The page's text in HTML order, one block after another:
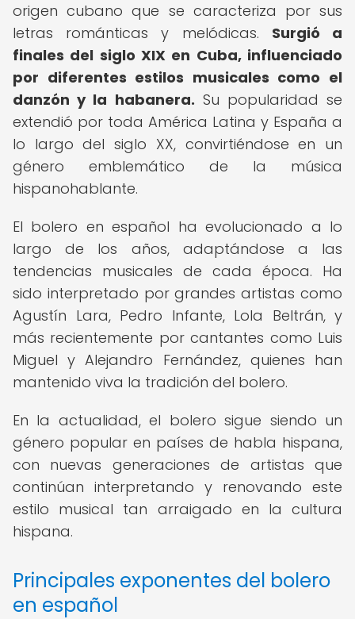
origen cubano que se caracteriza por sus
letras románticas y melódicas. Surgió a
finales del siglo XIX en Cuba, influenciado
por diferentes estilos musicales como el
danzón y la habanera. Su popularidad se
extendió por toda América Latina y España a
lo largo del siglo XX, convirtiéndose en un
género emblemático de la música
hispanohablante.
El bolero en español ha evolucionado a lo
largo de los años, adaptándose a las
tendencias musicales de cada época. Ha
sido interpretado por grandes artistas como
Agustín Lara, Pedro Infante, Lola Beltrán, y
más recientemente por cantantes como Luis
Miguel y Alejandro Fernández, quienes han
mantenido viva la tradición del bolero.
En la actualidad, el bolero sigue siendo un
género popular en países de habla hispana,
con nuevas generaciones de artistas que
continúan interpretando y renovando este
estilo musical tan arraigado en la cultura
hispana.
Principales exponentes del bolero
en español